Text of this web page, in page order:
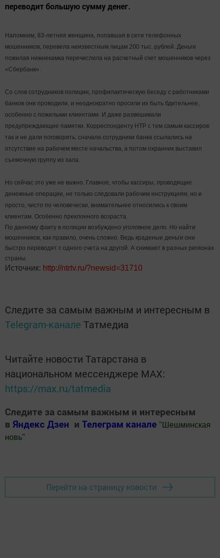
переводит большую сумму денег.
Напомним, 83-летняя женщина, попавшая в сети телефонных
мошенников, перевела неизвестным лицам 200 тыс. рублей. Деньги
пожилая нижнекамка перечислила на расчетный счет мошенников через
«Сбербанк».
Со слов сотрудников полиции, профилактическую беседу с работниками
банков они проводили, и неоднократно просили их быть бдительнее,
особенно с пожилыми клиентами. И даже развешивали
предупреждающие памятки. Корреспонденту НТР с тем самым кассиров
так и не дали поговорить: сначала сотрудники банка ссылались на
отсутствие на рабочем месте начальства, а потом охранник выставил
съемочную группу из зала.
Но сейчас это уже не важно. Главное, чтобы кассиры, проводящие
денежные операции, не только следовали рабочим инструкциям, но и
просто, чисто по человечески, внимательнее относились к своим
клиентам. Особенно преклонного возраста.
По данному факту в полиции возбуждено уголовное дело. Но найти
мошенников, как правило, очень сложно. Ведь краденые деньги они
быстро переводят с одного счета на другой. А снимают в разных регионах
страны.
Источник: http://ntrtv.ru/?newsid=31710
Следите за самым важным и интересным в
Telegram-канале Татмедиа
Читайте новости Татарстана в
национальном мессенджере MАХ:
https://max.ru/tatmedia
Следите за самым важным и интересным
в Яндекс Дзен и Телеграм канале " Шешминская
новь"
Перейти на страницу новости